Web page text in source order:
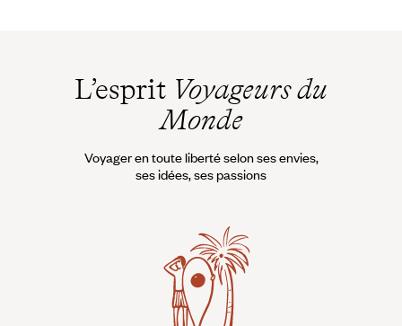
L’esprit Voyageurs du
Monde
Voyager en toute liberté selon ses envies,
ses idées, ses passions